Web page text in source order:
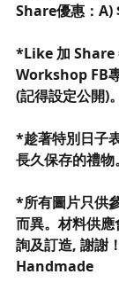
Share優惠：A)
*Like 加
Workshop FB
(記得設定公開)。
*趁著特別日子
長久保存的禮物。
*所有圖片只供
而異。材料供
詢及訂造, 謝謝
Handmade